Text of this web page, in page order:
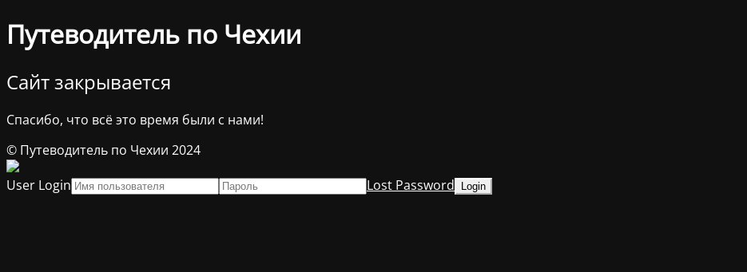
Путеводитель по Чехии
Сайт закрывается
Спасибо, что всё это время были с нами!
© Путеводитель по Чехии 2024
User Login
Lost Password